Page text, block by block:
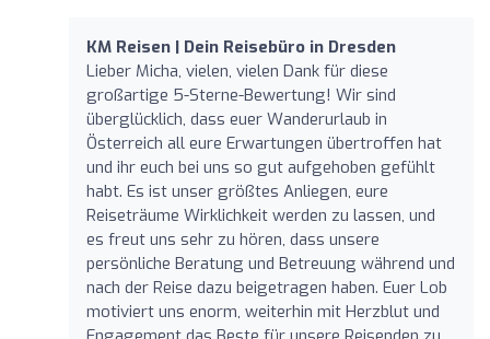
KM Reisen | Dein Reisebüro in Dresden
Lieber Micha, vielen, vielen Dank für diese
großartige 5-Sterne-Bewertung! Wir sind
überglücklich, dass euer Wanderurlaub in
Österreich all eure Erwartungen übertroffen hat
und ihr euch bei uns so gut aufgehoben gefühlt
habt. Es ist unser größtes Anliegen, eure
Reiseträume Wirklichkeit werden zu lassen, und
es freut uns sehr zu hören, dass unsere
persönliche Beratung und Betreuung während und
nach der Reise dazu beigetragen haben. Euer Lob
motiviert uns enorm, weiterhin mit Herzblut und